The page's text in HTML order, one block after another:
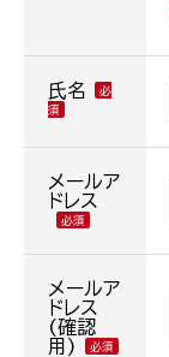
氏名
メールア
ドレス
メールア
ドレス
(確認
用)